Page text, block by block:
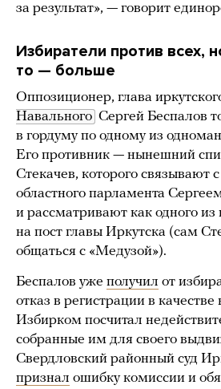
за результат», — говорит
Избиратели против всех,
то — больше
Оппозиционер, глава
Навального Сергей Беспалов
в гордуму по одному из
Его противник — нынешний
Стекачев, которого связывают
областного парламента
и рассматривают как одного из
на пост главы Иркутска (сам
общаться с «Медузой»).
Беспалов уже получил от
отказ в регистрации в качестве
Избирком посчитал
собранные им для своего
Свердловский районный суд
признал ошибку комиссии и